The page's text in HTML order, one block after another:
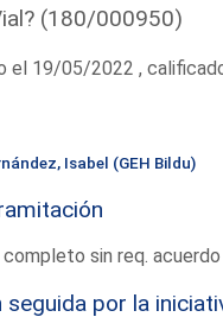
(180/000950)
el 19/05/2022 ,
Isabel (GEH Bildu)
sin req.
por la